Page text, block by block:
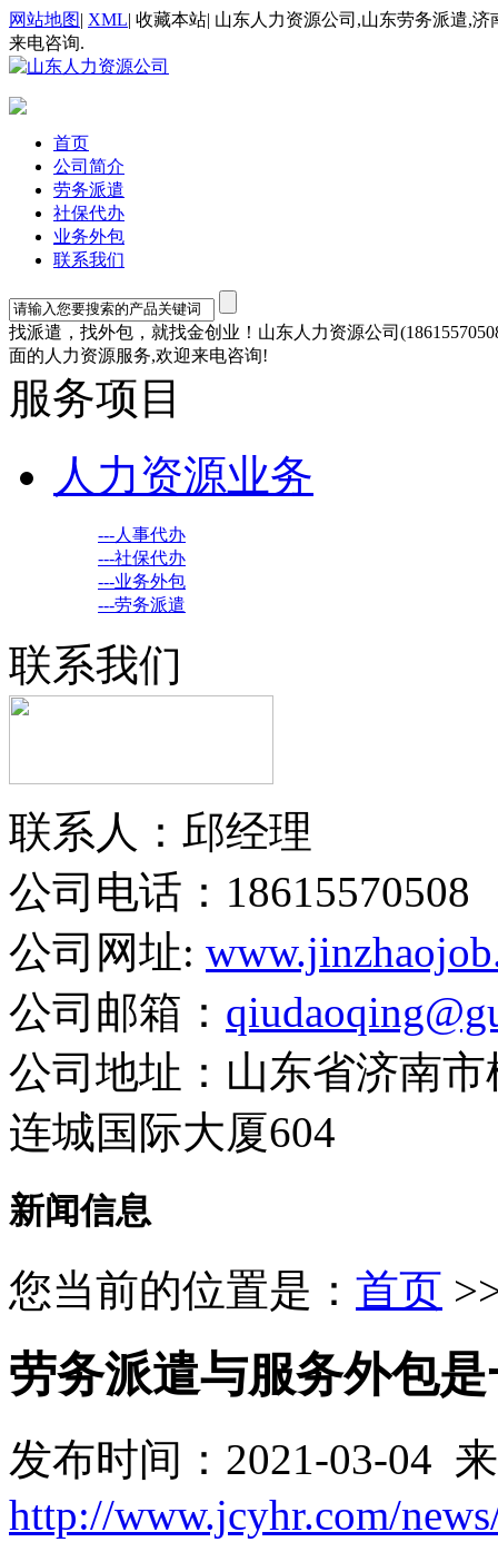
网站地图| XML| 收藏本站| 山东人力资源公司,山东劳务派遣,
来电咨询.
首页
公司简介
劳务派遣
社保代办
业务外包
联系我们
找派遣，找外包，就找金创业！山东人力资源公司
面的人力资源服务,欢迎来电咨询!
服务项目
人力资源业务
---人事代办
---社保代办
---业务外包
---劳务派遣
联系我们
联系人：邱经理
公司电话：18615570508
公司网址:
公司邮箱：
公司地址：山东省济南
连城国际大厦604
新闻信息
您当前的位置是： 首页
劳务派遣与服务外包
发布时间：2021-03-04
http://www.jcyhr.com/